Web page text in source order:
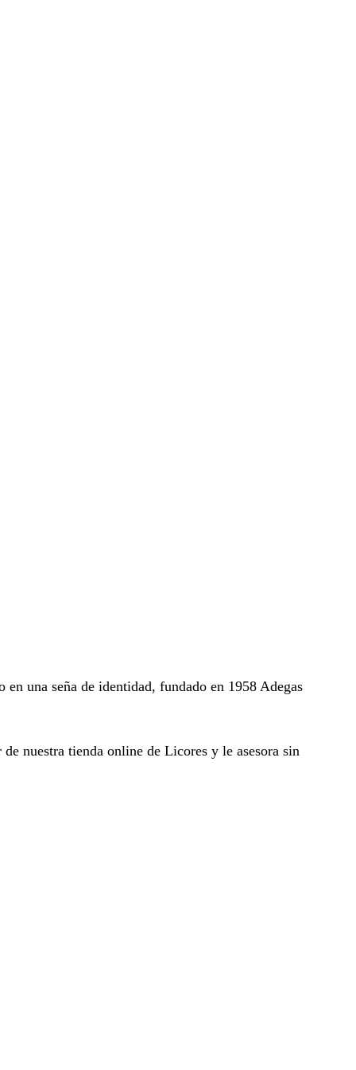
una seña de identidad, fundado en 1958 Adegas
nuestra tienda online de Licores y le asesora sin